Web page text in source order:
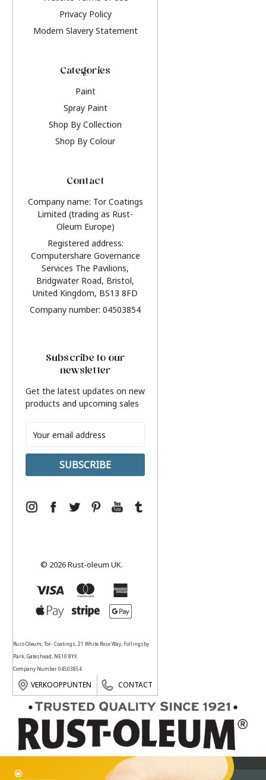
Privacy Policy
Modern Slavery Statement
Categories
Paint
Spray Paint
Shop By Collection
Shop By Colour
Contact
Company name: Tor Coatings
Limited (trading as Rust-
Oleum Europe)
Registered address:
Computershare Governance
Services The Pavilions,
Bridgwater Road, Bristol,
United Kingdom, BS13 8FD
Company number: 04503854
Subscribe to our
newsletter
Get the latest updates on new
products and upcoming sales
Address
© 2026 Rust-oleum UK.
Rust-Oleum, Tor- Coatings, 21 White Rose Way, Follingsby
Park, Gateshead, NE10 8YX
Company Number 04503854
VERKOOPPUNTEN CONTACT